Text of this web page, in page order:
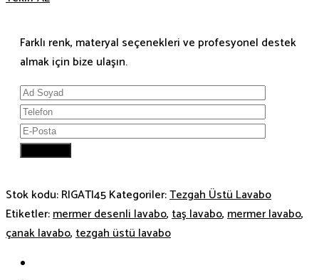
Farklı renk, materyal seçenekleri ve profesyonel destek
almak için bize ulaşın.
Stok kodu:RIGATI45Kategoriler:Tezgah Üstü Lavabo
Etiketler:mermer desenli lavabo,taş lavabo,mermer lavabo,
çanak lavabo,tezgah üstü lavabo